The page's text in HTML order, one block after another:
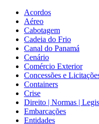
Acordos
Aéreo
Cabotagem
Cadeia do Frio
Canal do Panamá
Cenário
Comércio Exterior
Concessões e
Containers
Crise
Direito | Normas |
Embarcações
Entidades